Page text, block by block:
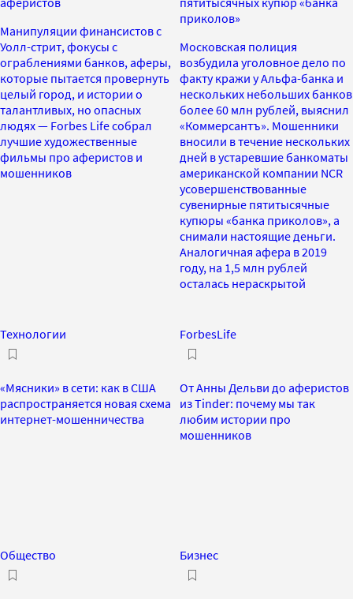
Манипуляции финансистов с
Уолл-стрит, фокусы с
ограблениями банков, аферы,
которые пытается провернуть
целый город, и истории о
талантливых, но опасных
людях — Forbes Life собрал
лучшие художественные
фильмы про аферистов и
мошенников
приколов»
Московская полиция
возбудила уголовное дело по
факту кражи у Альфа-банка и
нескольких небольших банков
более 60 млн рублей, выяснил
«Коммерсантъ». Мошенники
вносили в течение нескольких
дней в устаревшие банкоматы
американской компании NCR
усовершенствованные
сувенирные пятитысячные
купюры «банка приколов», а
снимали настоящие деньги.
Аналогичная афера в 2019
году, на 1,5 млн рублей
осталась нераскрытой
Технологии
«Мясники» в сети: как в США
распространяется новая схема
интернет-мошенничества
ForbesLife
От Анны Дельви до аферистов
из Tinder: почему мы так
любим истории про
мошенников
Общество Бизнес